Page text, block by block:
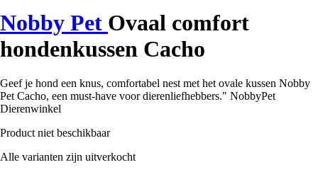
Nobby Pet Ovaal comfort
hondenkussen Cacho
Geef je hond een knus, comfortabel nest met het ovale kussen Nobby
Pet Cacho, een must-have voor dierenliefhebbers." NobbyPet
Dierenwinkel
Product niet beschikbaar
Alle varianten zijn uitverkocht